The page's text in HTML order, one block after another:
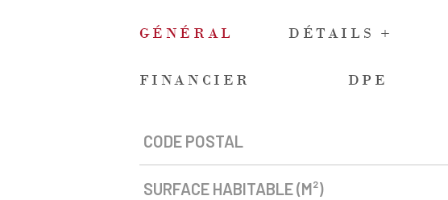
GÉNÉRAL DÉTAILS +
FINANCIER DPE
Caractérisque Valeurs
CODE POSTAL
SURFACE HABITABLE (M²)